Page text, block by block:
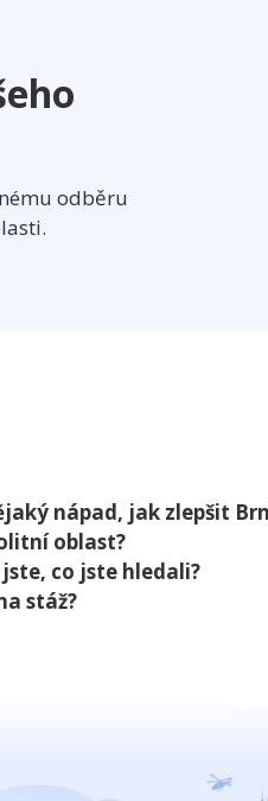
odběru
nápad, jak zlepšit
oblast?
co jste hledali?
stáž?